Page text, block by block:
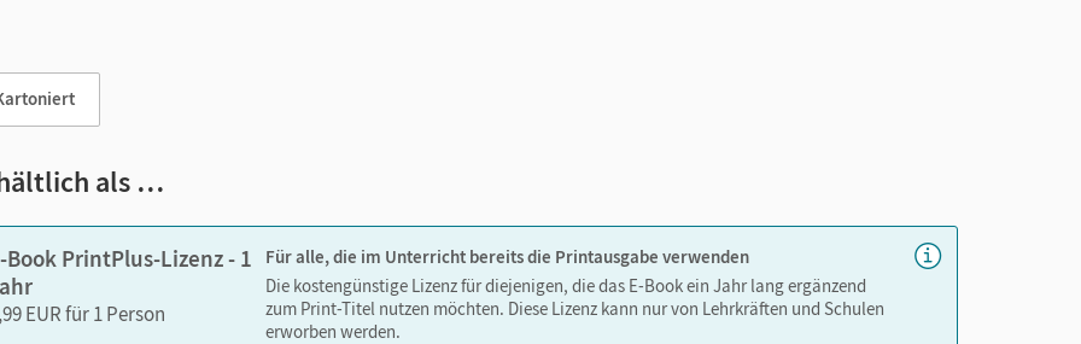
als …
Book PrintPlus-Lizenz - 1
EUR für 1 Person
Für alle, die im Unterricht bereits die Printausgabe verwenden
Die kostengünstige Lizenz für diejenigen, die das E-Book ein Jahr lang ergänzend
zum Print-Titel nutzen möchten. Diese Lizenz kann nur von Lehrkräften und Schulen
erworben werden.